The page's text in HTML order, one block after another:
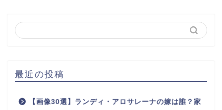
最近の投稿
【画像30選】ランディ・アロサレーナの嫁は誰？家